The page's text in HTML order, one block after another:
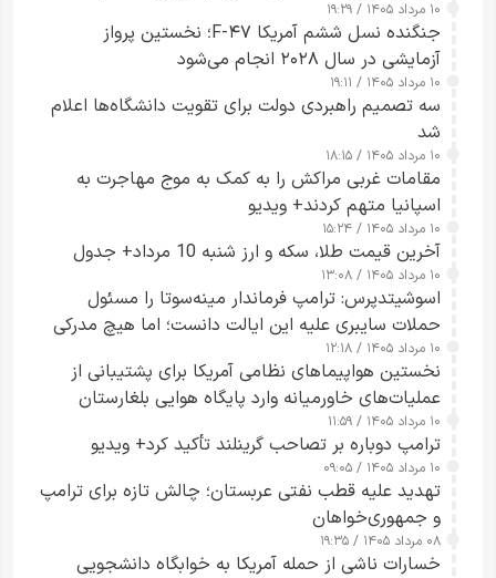
کسی که واقعاً دست به اقدام می‌زند
۱۰ مرداد ۱۴۰۵ / ۱۹:۲۹
جنگنده نسل ششم آمریکا F-۴۷؛ نخستین پرواز
آزمایشی در سال ۲۰۲۸ انجام می‌شود
۱۰ مرداد ۱۴۰۵ / ۱۹:۱۱
سه تصمیم راهبردی دولت برای تقویت دانشگاه‌ها اعلام
شد
۱۰ مرداد ۱۴۰۵ / ۱۸:۱۵
مقامات غربی مراکش را به کمک به موج مهاجرت به
اسپانیا متهم کردند+ ویدیو
۱۰ مرداد ۱۴۰۵ / ۱۵:۲۴
آخرین قیمت طلا، سکه و ارز شنبه 10 مرداد+ جدول
۱۰ مرداد ۱۴۰۵ / ۱۳:۰۸
اسوشیتدپرس: ترامپ فرماندار مینه‌سوتا را مسئول
حملات سایبری علیه این ایالت دانست؛ اما هیچ مدرکی
ارائه نکرد
۱۰ مرداد ۱۴۰۵ / ۱۲:۱۸
نخستین هواپیماهای نظامی آمریکا برای پشتیبانی از
عملیات‌های خاورمیانه وارد پایگاه هوایی بلغارستان
شدند
۱۰ مرداد ۱۴۰۵ / ۱۱:۵۹
ترامپ دوباره بر تصاحب گرینلند تأکید کرد+ ویدیو
۱۰ مرداد ۱۴۰۵ / ۰۹:۰۵
تهدید علیه قطب نفتی عربستان؛ چالش تازه برای ترامپ
و جمهوری‌خواهان
۰۸ مرداد ۱۴۰۵ / ۱۹:۳۵
خسارات ناشی از حمله آمریکا به خوابگاه دانشجویی